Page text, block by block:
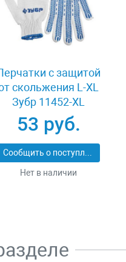
с защитой
скольжения L-XL
Зубр 11452-XL
53 руб.
Сообщить о поступлении
Нет в наличии